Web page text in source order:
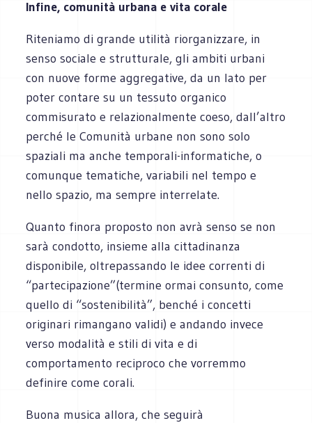
Infine, comunità urbana e vita corale
Riteniamo di grande utilità riorganizzare, in
senso sociale e strutturale, gli ambiti urbani
con nuove forme aggregative, da un lato per
poter contare su un tessuto organico
commisurato e relazionalmente coeso, dall’altro
perché le Comunità urbane non sono solo
spaziali ma anche temporali-informatiche, o
comunque tematiche, variabili nel tempo e
nello spazio, ma sempre interrelate.
Quanto finora proposto non avrà senso se non
sarà condotto, insieme alla cittadinanza
disponibile, oltrepassando le idee correnti di
“partecipazione”(termine ormai consunto, come
quello di “sostenibilità”, benché i concetti
originari rimangano validi) e andando invece
verso modalità e stili di vita e di
comportamento reciproco che vorremmo
definire come corali.
Buona musica allora, che seguirà